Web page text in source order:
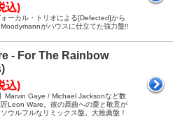
込)
ーカル・トリオによる[Defected]から
がハウスに仕立てた強力盤!!
- For The Rainbow
込)
Marvin Gaye / Michael Jacksonなど数
Leon Ware。彼の原曲への愛と敬意が
ウルフルなリミックス盤。大推薦盤！